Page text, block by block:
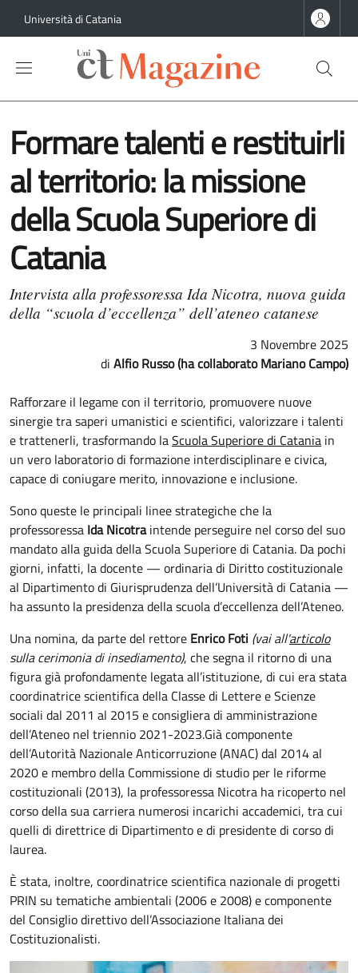
Università di Catania
Formare talenti e restituirli
al territorio: la missione
della Scuola Superiore di
Catania
Intervista alla professoressa Ida Nicotra, nuova guida
della “scuola d’eccellenza” dell’ateneo catanese
3 Novembre 2025
Alfio Russo (ha collaborato Mariano Campo)
Rafforzare il legame con il territorio, promuovere nuove
sinergie tra saperi umanistici e scientifici, valorizzare i talenti
e trattenerli, trasformando laScuola Superiore di Catania in
un vero laboratorio di formazione interdisciplinare e civica,
capace di coniugare merito, innovazione e inclusione.
Sono queste le principali linee strategiche che la
professoressa Ida Nicotraintende perseguire nel corso del suo
mandato alla guida della Scuola Superiore di Catania. Da pochi
giorni, infatti, la docente — ordinaria di Diritto costituzionale
al Dipartimento di Giurisprudenza dell’Università di Catania —
ha assunto la presidenza della scuola d’eccellenza dell’Ateneo.
Una nomina, da parte del rettore Enrico Foti (vai all'articolo
sulla cerimonia di insediamento), che segna il ritorno di una
figura già profondamente legata all’istituzione, di cui era stata
coordinatrice scientifica della Classe di Lettere e Scienze
sociali dal 2011 al 2015 e consigliera di amministrazione
dell’Ateneo nel triennio 2021-2023.Già componente
dell’Autorità Nazionale Anticorruzione (ANAC) dal 2014 al
2020 e membro della Commissione di studio per le riforme
costituzionali (2013), la professoressa Nicotra ha ricoperto nel
corso della sua carriera numerosi incarichi accademici, tra cui
quelli di direttrice di Dipartimento e di presidente di corso di
laurea.
È stata, inoltre, coordinatrice scientifica nazionale di progetti
PRIN su tematiche ambientali (2006 e 2008) e componente
del Consiglio direttivo dell’Associazione Italiana dei
Costituzionalisti.